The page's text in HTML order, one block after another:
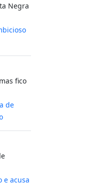
Negra
fico
de
e acusa